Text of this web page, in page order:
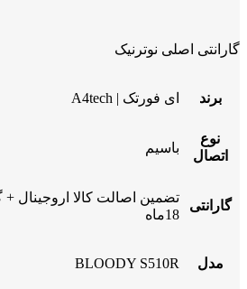
گارانتی اصلی نوترنیک
برند ای فورتک | A4tech
نوع
اتصال
باسیم
گارانتی
تضمین اصالت کالا اروجینال +
18ماه
مدل BLOODY S510R